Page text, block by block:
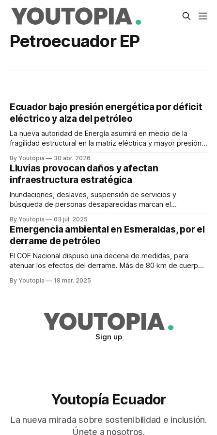
Petroecuador EP
Ecuador bajo presión energética por déficit
eléctrico y alza del petróleo
La nueva autoridad de Energía asumirá en medio de la
fragilidad estructural en la matriz eléctrica y mayor presión
By Youtopia 30 abr. 2026
Lluvias provocan daños y afectan
infraestructura estratégica
Inundaciones, deslaves, suspensión de servicios y
búsqueda de personas desaparecidas marcan el
By Youtopia 03 jul. 2025
Emergencia ambiental en Esmeraldas, por el
derrame de petróleo
El COE Nacional dispuso una decena de medidas, para
atenuar los efectos del derrame. Más de 80 km de cuerpo
By Youtopia 18 mar. 2025
Sign up
Youtopía Ecuador
La nueva mirada sobre sostenibilidad e inclusión.
Únete a nosotros.